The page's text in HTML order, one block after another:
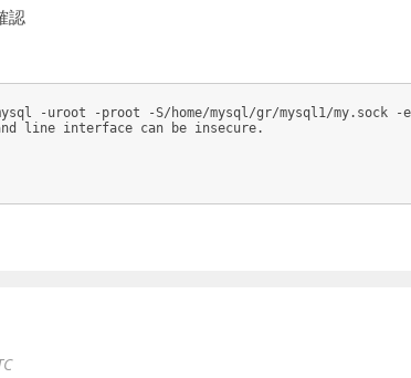
認
-uroot -proot -S/home/mysql/gr/mysql1/my.sock -e
line interface can be insecure.